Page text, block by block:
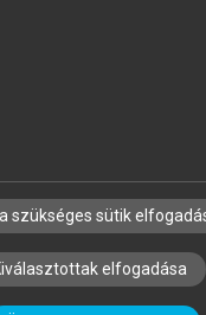
CÉGEKNEK
ÉS LEKTORÁLÁSI
szükséges sütik
elfogadása